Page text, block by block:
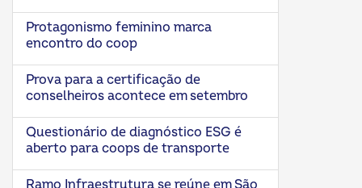
Protagonismo feminino marca
encontro do coop
Prova para a certificação de
conselheiros acontece em setembro
Questionário de diagnóstico ESG é
aberto para coops de transporte
Ramo Infraestrutura se reúne em São